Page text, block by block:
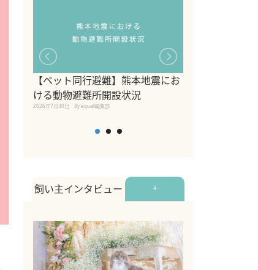
【ペット同行避難】熊本地震にお
ける動物避難所開設状況
2026年7月30日 By equall編集部
飼い主インタビュー +